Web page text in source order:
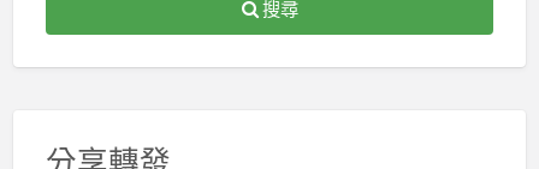
搜尋
分享轉發